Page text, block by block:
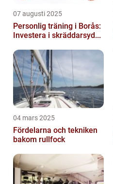
07 augusti 2025
Personlig träning i Borås:
Investera i skräddarsyd...
04 mars 2025
Fördelarna och tekniken
bakom rullfock